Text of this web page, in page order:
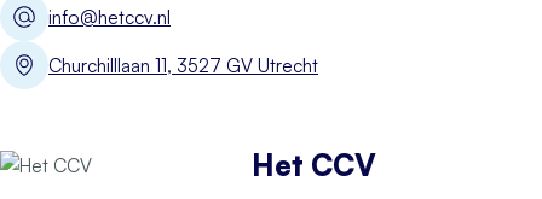
info@hetccv.nl
Churchilllaan 11, 3527 GV Utrecht
Het CCV